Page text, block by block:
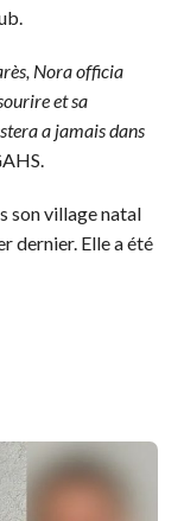
Nora officia
et sa
a jamais dans
son village natal
dernier. Elle a été